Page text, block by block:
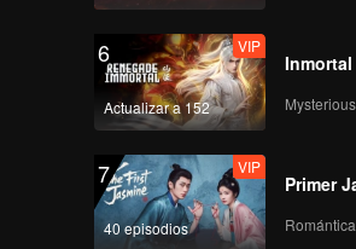
6
Actualizar a 152
VIP
7
40 episodios
VIP
Primer